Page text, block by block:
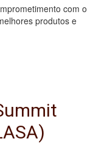
com o
produtos e